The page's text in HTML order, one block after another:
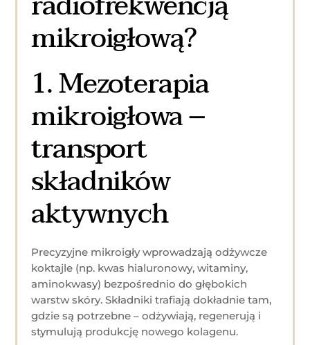
mikroigłową?
1. Mezoterapia
mikroigłowa –
transport
składników
aktywnych
Precyzyjne mikroigły wprowadzają odżywcze
koktajle (np. kwas hialuronowy, witaminy,
aminokwasy) bezpośrednio do głębokich
warstw skóry. Składniki trafiają dokładnie tam,
gdzie są potrzebne – odżywiają, regenerują i
stymulują produkcję nowego kolagenu.